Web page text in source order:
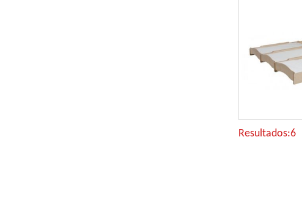
Resultados:6